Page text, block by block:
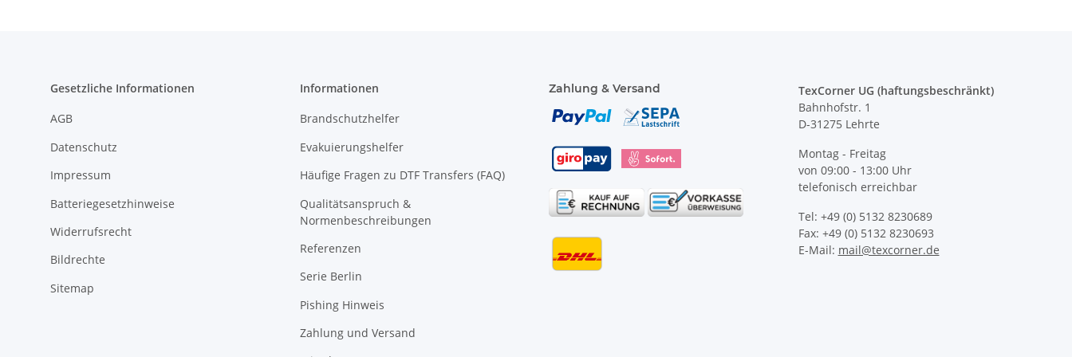
Gesetzliche Informationen
AGB
Datenschutz
Impressum
Batteriegesetzhinweise
Widerrufsrecht
Bildrechte
Sitemap
Informationen
Brandschutzhelfer
Evakuierungshelfer
Häufige Fragen zu DTF Transfers (FAQ)
Qualitätsanspruch &
Normenbeschreibungen
Referenzen
Serie Berlin
Pishing Hinweis
Zahlung und Versand
Zahlung & Versand
TexCorner UG (haftungsbeschränkt)
Bahnhofstr. 1
D-31275 Lehrte
Montag - Freitag
von 09:00 - 13:00 Uhr
telefonisch erreichbar
Tel: +49 (0) 5132 8230689
Fax: +49 (0) 5132 8230693
E-Mail: mail@texcorner.de